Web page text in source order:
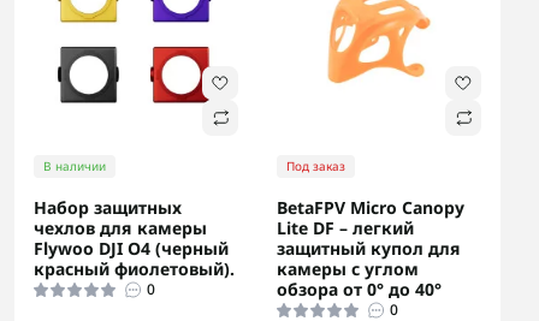
В наличии
Набор защитных
чехлов для камеры
Flywoo DJI O4 (черный
красный фиолетовый).
0
Под заказ
BetaFPV Micro Canopy
Lite DF – легкий
защитный купол для
камеры с углом
обзора от 0° до 40°
0